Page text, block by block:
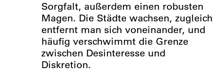
Sorgfalt, außerdem einen robusten
Magen. Die Städte wachsen, zugleich
entfernt man sich voneinander, und
häufig verschwimmt die Grenze
zwischen Desinteresse und
Diskretion.